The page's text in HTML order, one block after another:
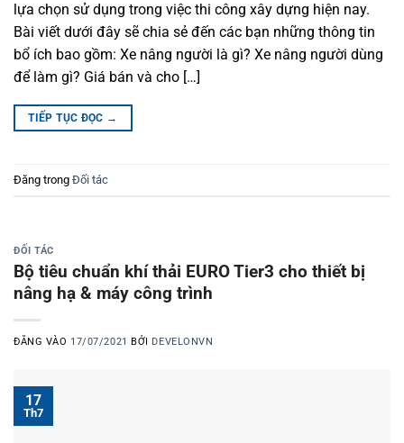
lựa chọn sử dụng trong việc thi công xây dựng hiện nay.
Bài viết dưới đây sẽ chia sẻ đến các bạn những thông tin
bổ ích bao gồm: Xe nâng người là gì? Xe nâng người dùng
để làm gì? Giá bán và cho […]
TIẾP TỤC ĐỌC →
Đăng trong Đối tác
ĐỐI TÁC
Bộ tiêu chuẩn khí thải EURO Tier3 cho thiết bị
nâng hạ & máy công trình
ĐĂNG VÀO 17/07/2021 BỞI DEVELONVN
17
Th7